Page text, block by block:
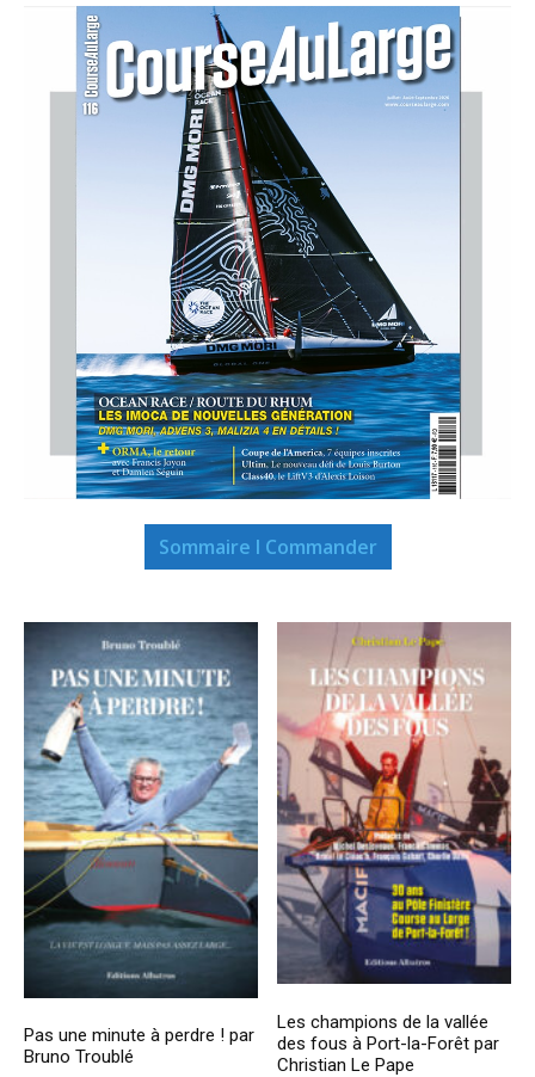
Sommaire I Commander
Pas une minute à perdre ! par
Bruno Troublé
Les champions de la vallée
des fous à Port-la-Forêt par
Christian Le Pape